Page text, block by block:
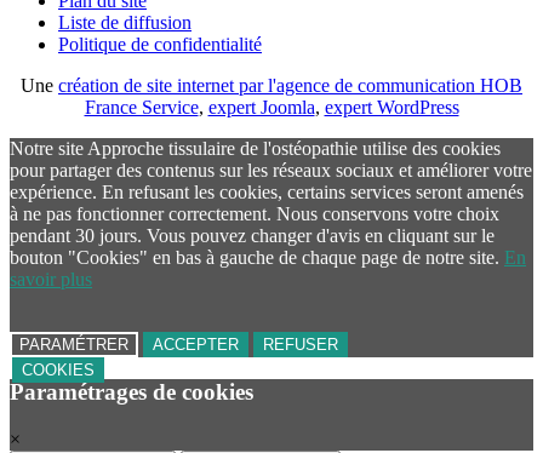
Liste de diffusion
Politique de confidentialité
Une création de site internet par l'agence de communication HOB
France Service, expert Joomla, expert WordPress
Notre site Approche tissulaire de l'ostéopathie utilise des cookies
pour partager des contenus sur les réseaux sociaux et améliorer votre
expérience. En refusant les cookies, certains services seront amenés
à ne pas fonctionner correctement. Nous conservons votre choix
pendant 30 jours. Vous pouvez changer d'avis en cliquant sur le
bouton "Cookies" en bas à gauche de chaque page de notre site. En
savoir plus
PARAMÉTRER ACCEPTER
REFUSER
COOKIES
Paramétrages de cookies
×